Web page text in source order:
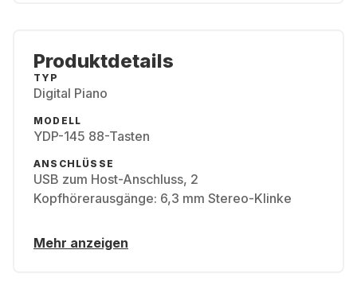
Produktdetails
TYP
Digital Piano
MODELL
YDP-145 88-Tasten
ANSCHLÜSSE
USB zum Host-Anschluss, 2
Kopfhörerausgänge: 6,3 mm Stereo-Klinke
Mehr anzeigen